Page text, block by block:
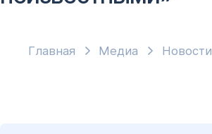
Главная Медиа Новости